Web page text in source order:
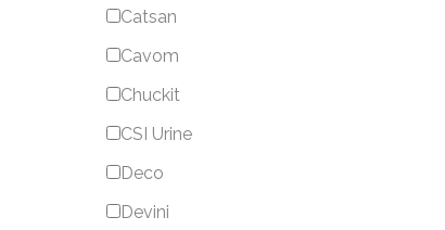
Catsan
Cavom
Chuckit
CSI Urine
Deco
Devini